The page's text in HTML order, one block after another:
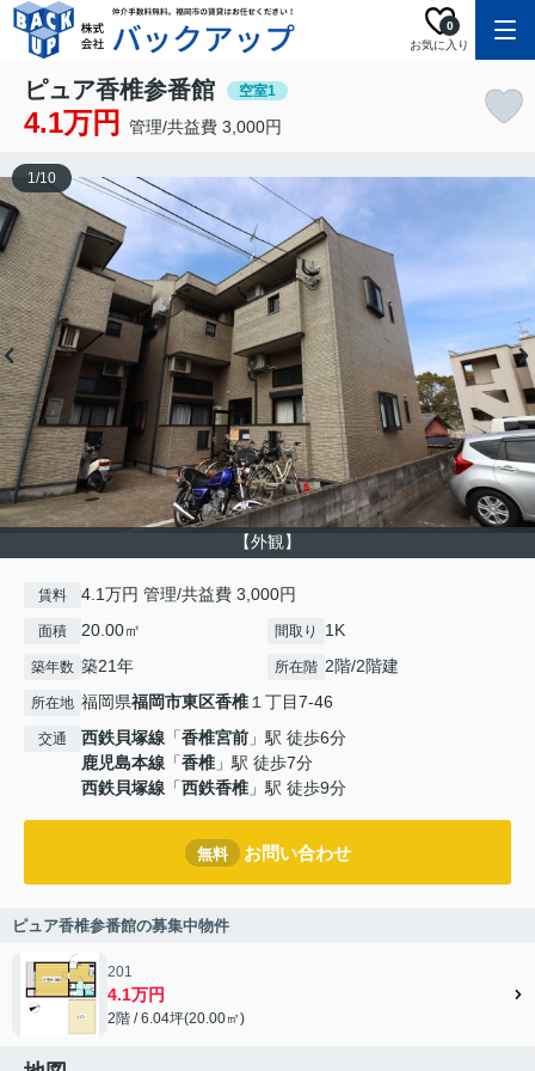
お気に入り
0
ピュア香椎参番館 空室1
4.1万円 管理/共益費 3,000円
【外観】
1/10
賃料 4.1万円 管理/共益費 3,000円
面積 20.00㎡ 間取り 1K
築年数 築21年 所在階 2階/2階建
所在地 福岡県福岡市東区香椎１丁目7-46
交通 西鉄貝塚線 「香椎宮前 」駅 徒歩6分
鹿児島本線 「香椎 」駅 徒歩7分
西鉄貝塚線 「西鉄香椎 」駅 徒歩9分
無料 お問い合わせ
ピュア香椎参番館の募集中物件
201
4.1万円
2階 / 6.04坪(20.00㎡)